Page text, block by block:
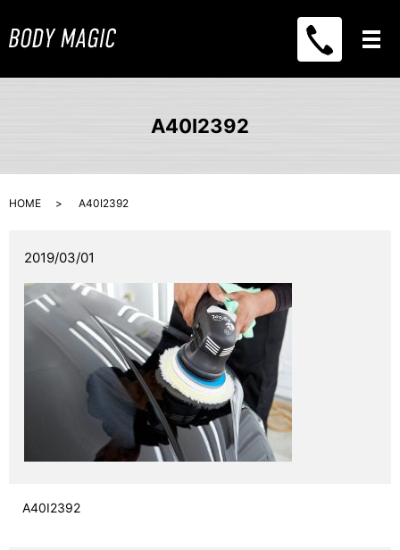
メ
A40I2392
HOME A40I2392
2019/03/01
A40I2392